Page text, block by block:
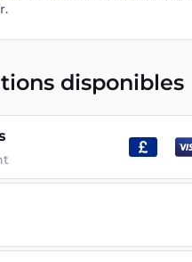
disponibles